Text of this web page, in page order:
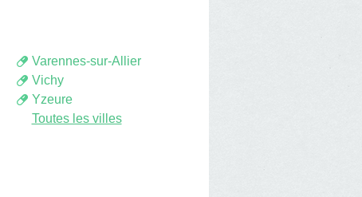
Varennes-sur-Allier
Vichy
Yzeure
Toutes les villes